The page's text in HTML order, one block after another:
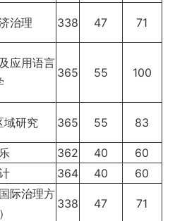
治理 338 47 71
应用语言
365 55 100
域研究 365 55 83
362 40
60
364 40
60
际治理方
338 47 71